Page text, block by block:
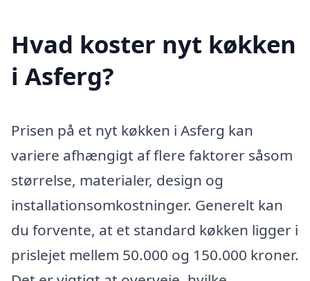
Hvad koster nyt køkken
i Asferg?
Prisen på et nyt køkken i Asferg kan
variere afhængigt af flere faktorer såsom
størrelse, materialer, design og
installationsomkostninger. Generelt kan
du forvente, at et standard køkken ligger i
prislejet mellem 50.000 og 150.000 kroner.